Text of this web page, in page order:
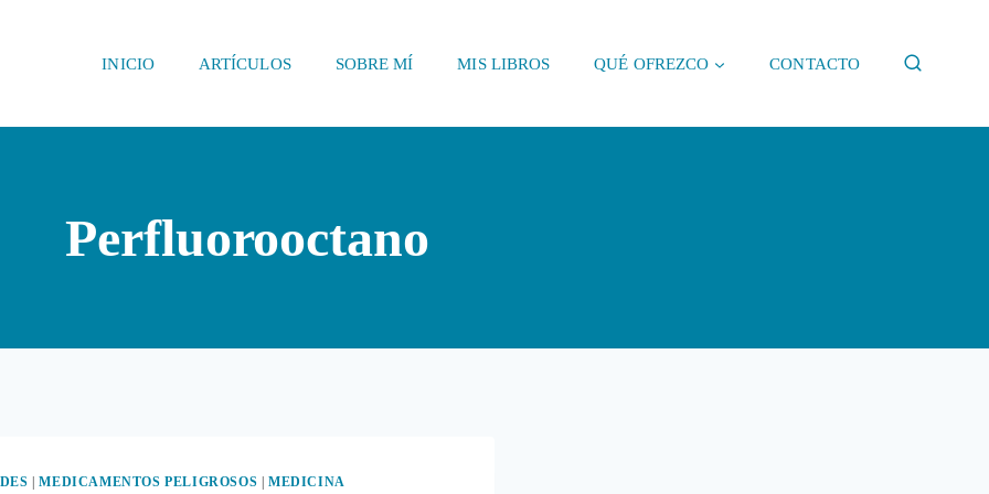
INICIO ARTÍCULOS SOBRE MÍ MIS LIBROS QUÉ OFREZCO CONTACTO
Perfluorooctano
|MEDICAMENTOS PELIGROSOS MEDICINA